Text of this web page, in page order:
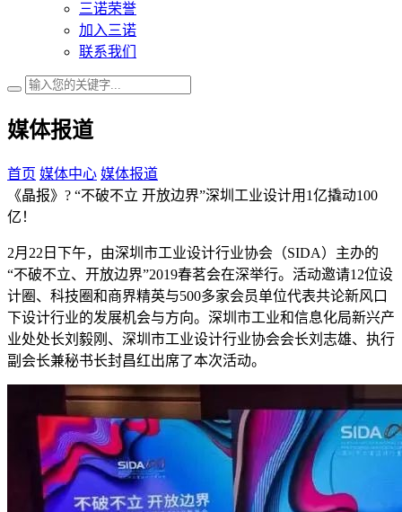
三诺荣誉
加入三诺
联系我们
媒体报道
首页 媒体中心 媒体报道
《晶报》? “不破不立 开放边界”深圳工业设计用1亿撬动100
亿！
2月22日下午，由深圳市工业设计行业协会（SIDA）主办的
“不破不立、开放边界”2019春茗会在深举行。活动邀请12位设
计圈、科技圈和商界精英与500多家会员单位代表共论新风口
下设计行业的发展机会与方向。深圳市工业和信息化局新兴产
业处处长刘毅刚、深圳市工业设计行业协会会长刘志雄、执行
副会长兼秘书长封昌红出席了本次活动。